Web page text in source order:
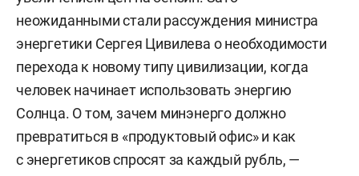
неожиданными стали рассуждения министра
энергетики Сергея Цивилева о необходимости
перехода к новому типу цивилизации, когда
человек начинает использовать энергию
Солнца. О том, зачем минэнерго должно
превратиться в «продуктовый офис» и как
с энергетиков спросят за каждый рубль, —